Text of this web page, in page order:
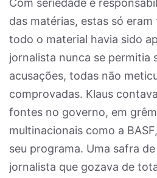
Com seriedade e
das matérias, estas só
todo o material havia sido
jornalista nunca se permitia
acusações, todas não
comprovadas. Klaus
fontes no governo, em
multinacionais como a
seu programa. Uma safra
jornalista que gozava de